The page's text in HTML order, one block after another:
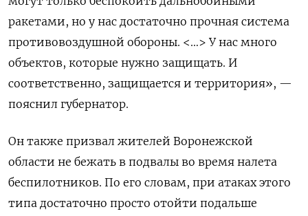
ракетами, но у нас достаточно прочная система
противовоздушной обороны. <…> У нас много
объектов, которые нужно защищать. И
соответственно, защищается и территория», —
пояснил губернатор.
Он также призвал жителей Воронежской
области не бежать в подвалы во время налета
беспилотников. По его словам, при атаках этого
типа достаточно просто отойти подальше